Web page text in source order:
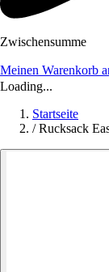
Zwischensumme
Meinen Warenkorb
Loading...
Startseite
/ Rucksack